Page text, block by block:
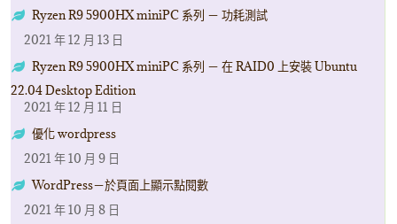
Ryzen R9 5900HX miniPC 系列 － 功耗測試
2021 年 12 月 13 日
Ryzen R9 5900HX miniPC 系列 － 在 RAID0 上安裝 Ubuntu
22.04 Desktop Edition
2021 年 12 月 11 日
優化 wordpress
2021 年 10 月 9 日
WordPress－於頁面上顯示點閱數
2021 年 10 月 8 日